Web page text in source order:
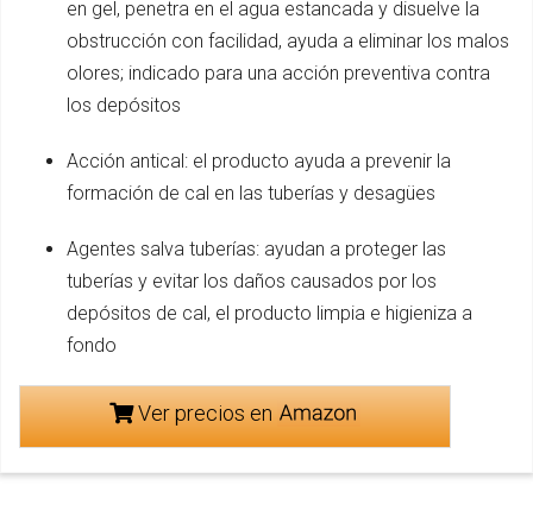
en gel, penetra en el agua estancada y disuelve la
obstrucción con facilidad, ayuda a eliminar los malos
olores; indicado para una acción preventiva contra
los depósitos
Acción antical: el producto ayuda a prevenir la
formación de cal en las tuberías y desagües
Agentes salva tuberías: ayudan a proteger las
tuberías y evitar los daños causados por los
depósitos de cal, el producto limpia e higieniza a
fondo
Ver precios en